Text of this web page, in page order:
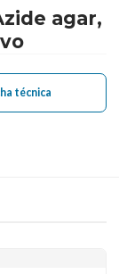
agar,
técnica